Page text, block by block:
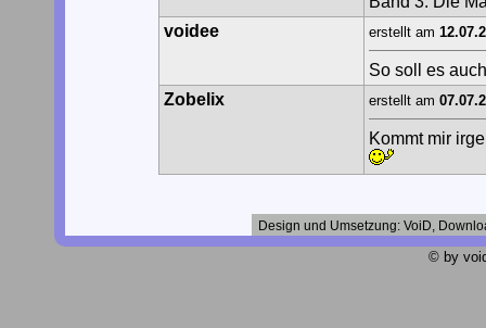
voidee
erstellt am
So soll es
Zobelix
erstellt am
Kommt mir
Design und Umsetzung: VoiD,
© by